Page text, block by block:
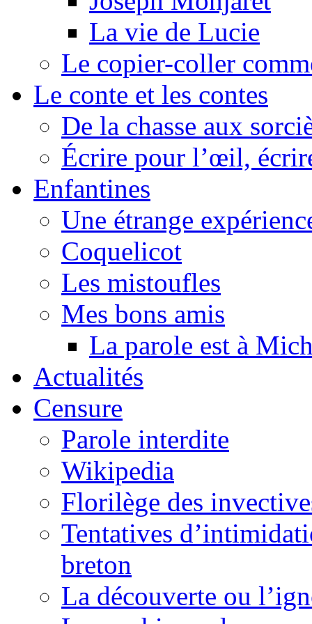
La vie de Lucie
Le copier-coller
Le conte et les contes
De la chasse aux
Écrire pour l’œil,
Enfantines
Une étrange
Coquelicot
Les mistoufles
Mes bons amis
La parole est à
Actualités
Censure
Parole interdite
Wikipedia
Florilège des
Tentatives
breton
La découverte ou